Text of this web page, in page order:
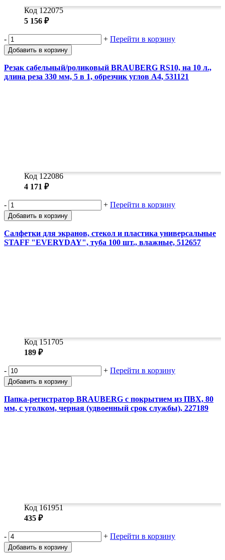
Код 122075
5 156 ₽
- + Перейти в корзину
Добавить в корзину
Резак сабельный/роликовый BRAUBERG RS10, на 10 л.,
длина реза 330 мм, 5 в 1, обрезчик углов А4, 531121
Код 122086
4 171 ₽
- + Перейти в корзину
Добавить в корзину
Салфетки для экранов, стекол и пластика универсальные
STAFF "EVERYDAY", туба 100 шт., влажные, 512657
Код 151705
189 ₽
- + Перейти в корзину
Добавить в корзину
Папка-регистратор BRAUBERG с покрытием из ПВХ, 80
мм, с уголком, черная (удвоенный срок службы), 227189
Код 161951
435 ₽
- + Перейти в корзину
Добавить в корзину